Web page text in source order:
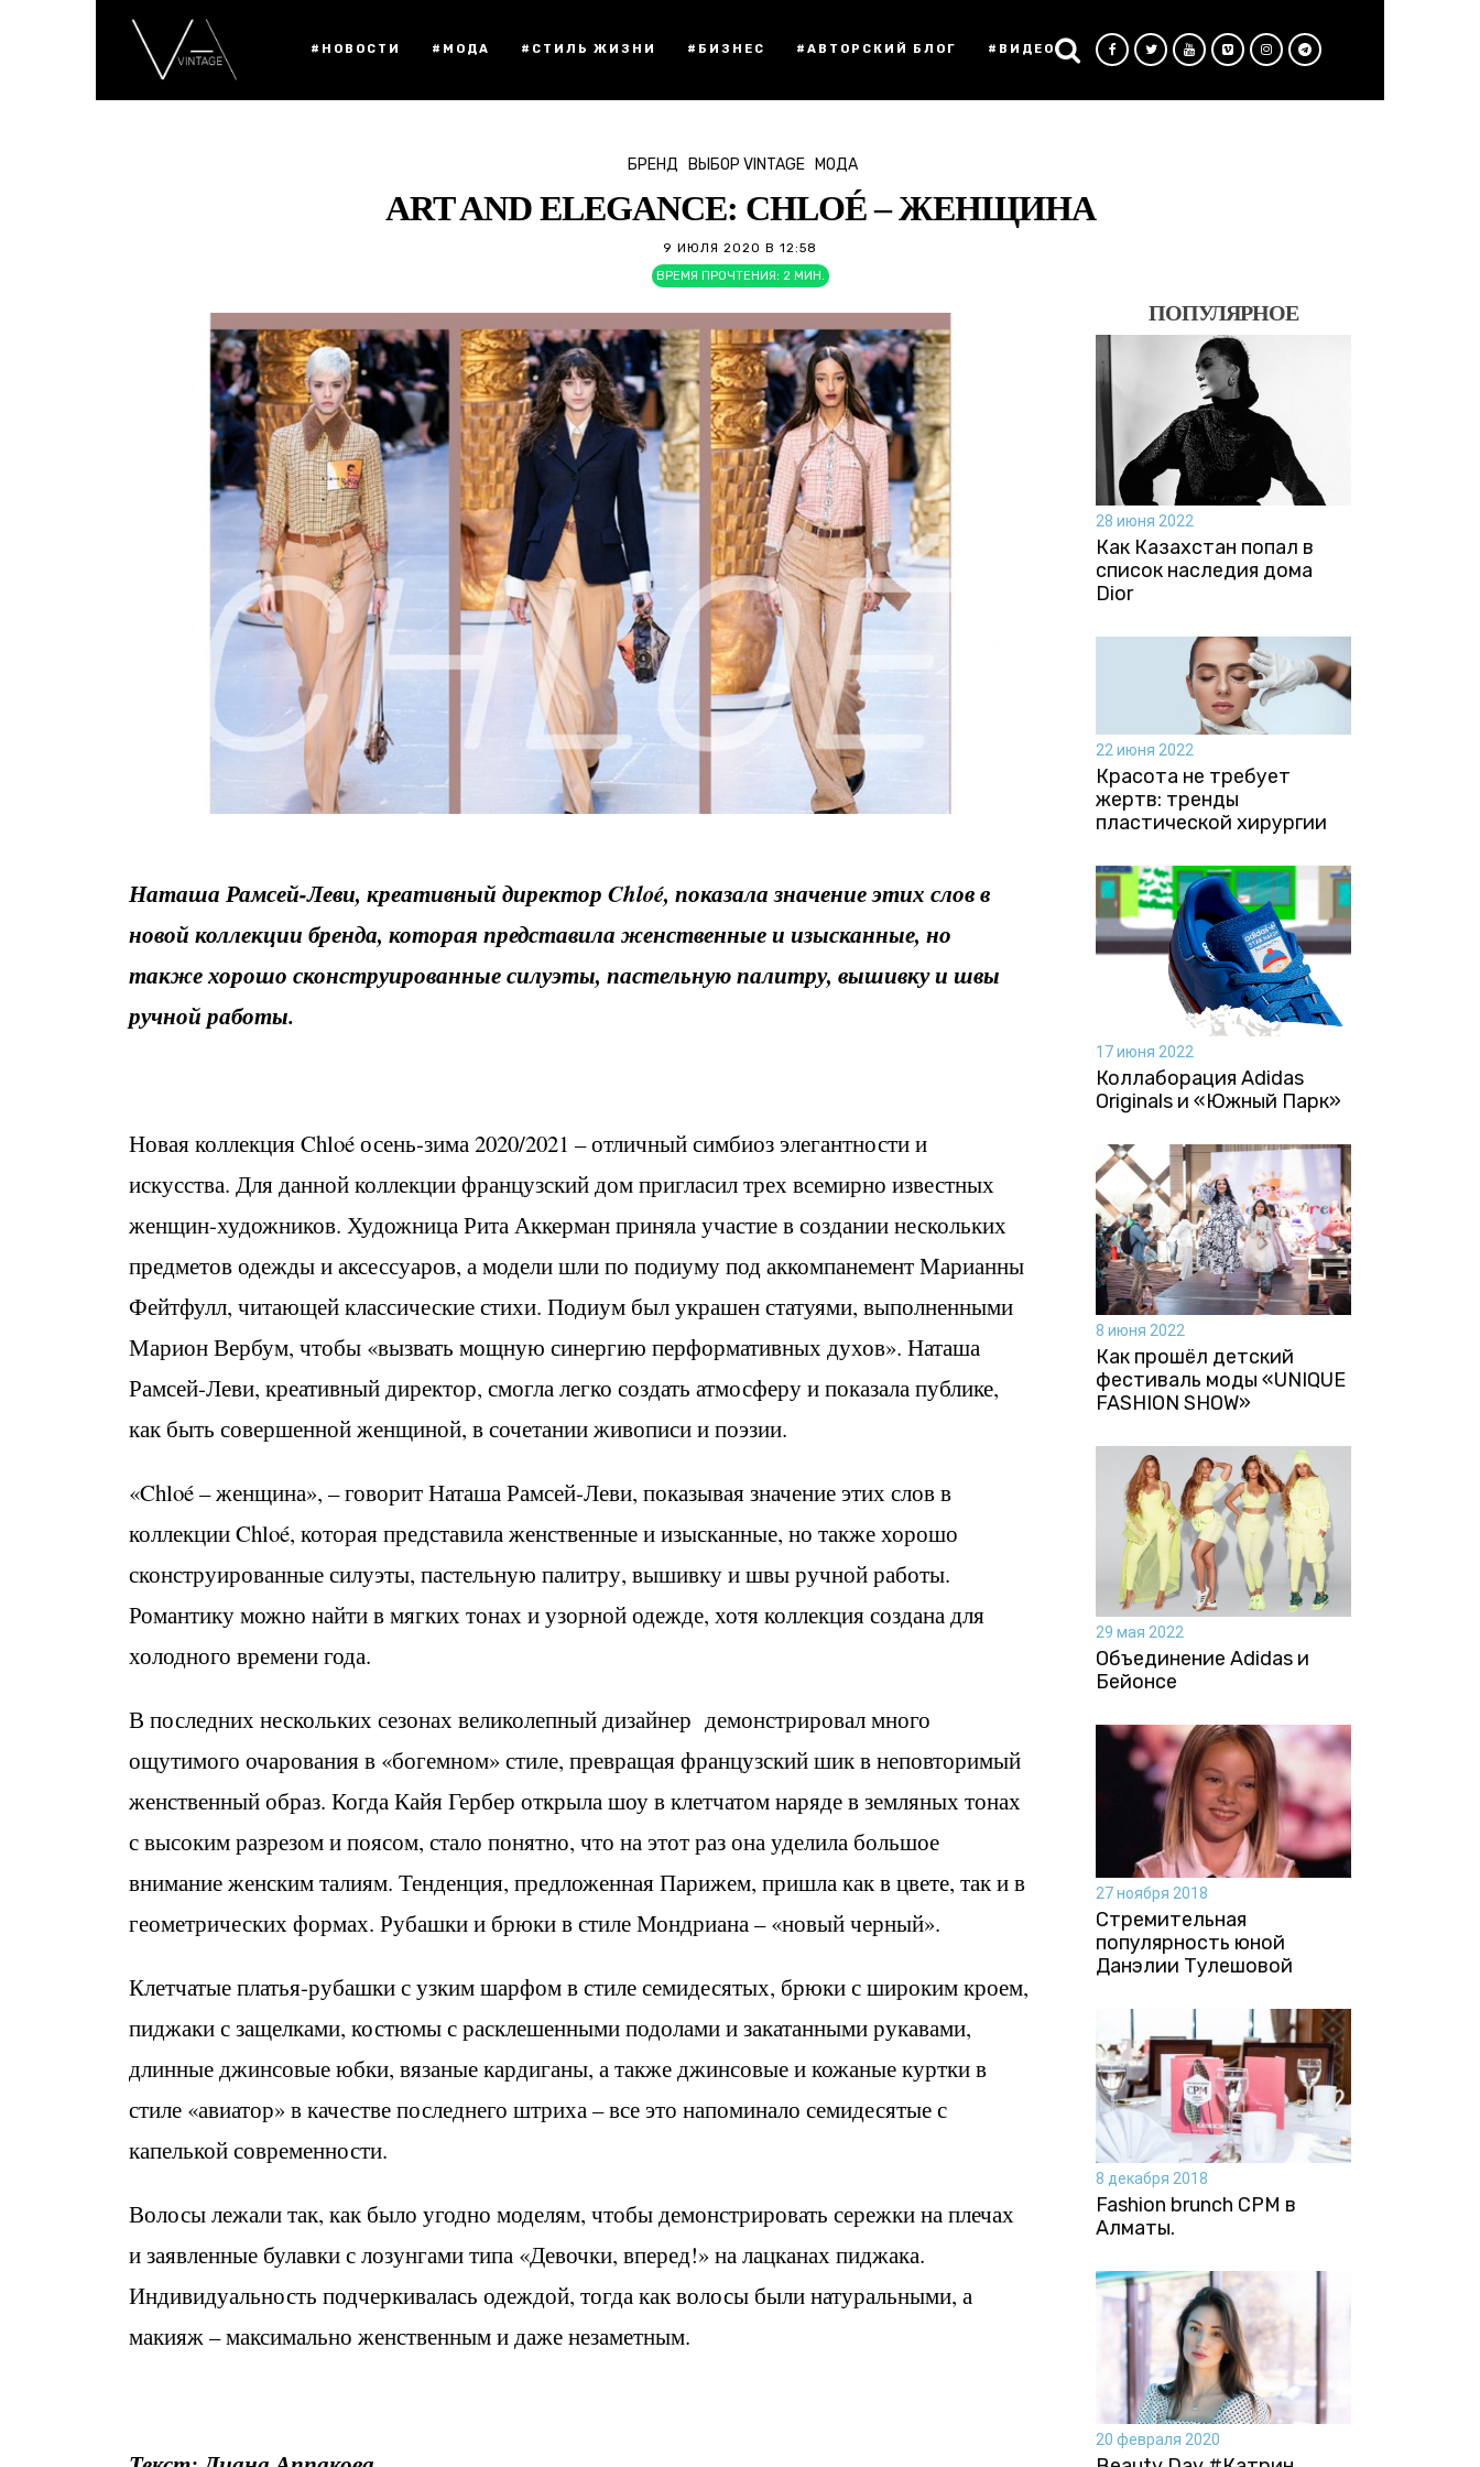
#НОВОСТИ #МОДА #СТИЛЬ ЖИЗНИ #БИЗНЕС #АВТОРСКИЙ БЛОГ #ВИДЕО
БРЕНД ВЫБОР VINTAGE МОДА
ART AND ELEGANCE: CHLOÉ – ЖЕНЩИНА
9 ИЮЛЯ 2020 В 12:58
ВРЕМЯ ПРОЧТЕНИЯ: 2 МИН.
Наташа Рамсей-Леви, креативный директор Chloé, показала значение этих слов в
новой коллекции бренда, которая представила женственные и изысканные, но
также хорошо сконструированные силуэты, пастельную палитру, вышивку и швы
ручной работы.
Новая коллекция Chloé осень-зима 2020/2021 – отличный симбиоз элегантности и
искусства. Для данной коллекции французский дом пригласил трех всемирно известных
женщин-художников. Художница Рита Аккерман приняла участие в создании нескольких
предметов одежды и аксессуаров, а модели шли по подиуму под аккомпанемент Марианны
Фейтфулл, читающей классические стихи. Подиум был украшен статуями, выполненными
Марион Вербум, чтобы «вызвать мощную синергию перформативных духов». Наташа
Рамсей-Леви, креативный директор, смогла легко создать атмосферу и показала публике,
как быть совершенной женщиной, в сочетании живописи и поэзии.
«Chloé – женщина», – говорит Наташа Рамсей-Леви, показывая значение этих слов в
коллекции Chloé, которая представила женственные и изысканные, но также хорошо
сконструированные силуэты, пастельную палитру, вышивку и швы ручной работы.
Романтику можно найти в мягких тонах и узорной одежде, хотя коллекция создана для
холодного времени года.
В последних нескольких сезонах великолепный дизайнер демонстрировал много
ощутимого очарования в «богемном» стиле, превращая французский шик в неповторимый
женственный образ. Когда Кайя Гербер открыла шоу в клетчатом наряде в земляных тонах
с высоким разрезом и поясом, стало понятно, что на этот раз она уделила большое
внимание женским талиям. Тенденция, предложенная Парижем, пришла как в цвете, так и в
геометрических формах. Рубашки и брюки в стиле Мондриана – «новый черный».
Клетчатые платья-рубашки с узким шарфом в стиле семидесятых, брюки с широким кроем,
пиджаки с защелками, костюмы с расклешенными подолами и закатанными рукавами,
длинные джинсовые юбки, вязаные кардиганы, а также джинсовые и кожаные куртки в
стиле «авиатор» в качестве последнего штриха – все это напоминало семидесятые с
капелькой современности.
Волосы лежали так, как было угодно моделям, чтобы демонстрировать сережки на плечах
и заявленные булавки с лозунгами типа «Девочки, вперед!» на лацканах пиджака.
Индивидуальность подчеркивалась одеждой, тогда как волосы были натуральными, а
макияж – максимально женственным и даже незаметным.
ПОПУЛЯРНОЕ
28 июня 2022
Как Казахстан попал в
список наследия дома
Dior
22 июня 2022
Красота не требует
жертв: тренды
пластической хирургии
17 июня 2022
Коллаборация Аdidas
Originals и «Южный Парк»
8 июня 2022
Как прошёл детский
фестиваль моды «UNIQUE
FASHION SHOW»
29 мая 2022
Объединение Adidas и
Бейонсе
27 ноября 2018
Стремительная
популярность юной
Данэлии Тулешовой
8 декабря 2018
Fashion brunch CPM в
Алматы.
20 февраля 2020